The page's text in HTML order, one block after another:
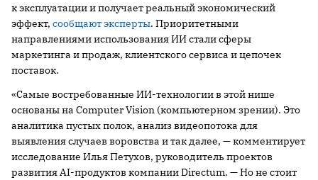
к эксплуатации и получает реальный экономический
эффект, сообщают эксперты. Приоритетными
направлениями использования ИИ стали сферы
маркетинга и продаж, клиентского сервиса и цепочек
поставок.
«Самые востребованные ИИ-технологии в этой нише
основаны на Computer Vision (компьютерном зрении). Это
аналитика пустых полок, анализ видеопотока для
выявления случаев воровства и так далее, — комментирует
исследование Илья Петухов, руководитель проектов
развития AI-продуктов компании Directum. — Но не стоит